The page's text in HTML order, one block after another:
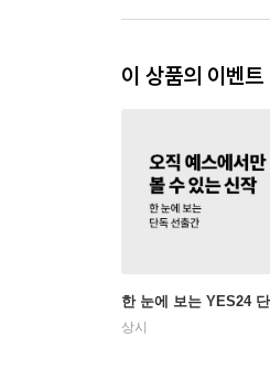
이 상품의 이벤트
한 눈에 보는 YES24
상시